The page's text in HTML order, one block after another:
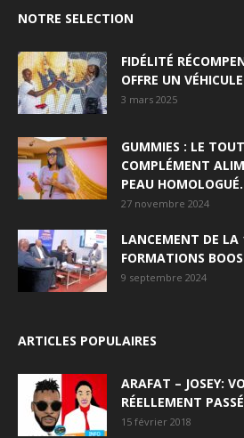
NOTRE SELECTION
FIDÉLITÉ
OFFRE UN
3 mars 2025
GUMMIES : LE
COMPLÉMENT
PEAU
27 novembre 2024
LANCEMENT DE LA
FORMATIONS
9 septembre 2024
ARTICLES POPULAIRES
ARAFAT – JOSEY:
RÉELLEMENT PASSÉ
15 février 2018